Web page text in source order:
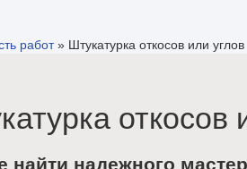
работ» Штукатурка откосов или углов
откосов
найти надежного